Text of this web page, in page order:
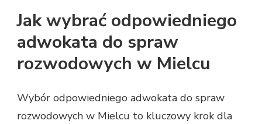
Jak wybrać odpowiedniego
adwokata do spraw
rozwodowych w Mielcu
Wybór odpowiedniego adwokata do spraw
rozwodowych w Mielcu to kluczowy krok dla